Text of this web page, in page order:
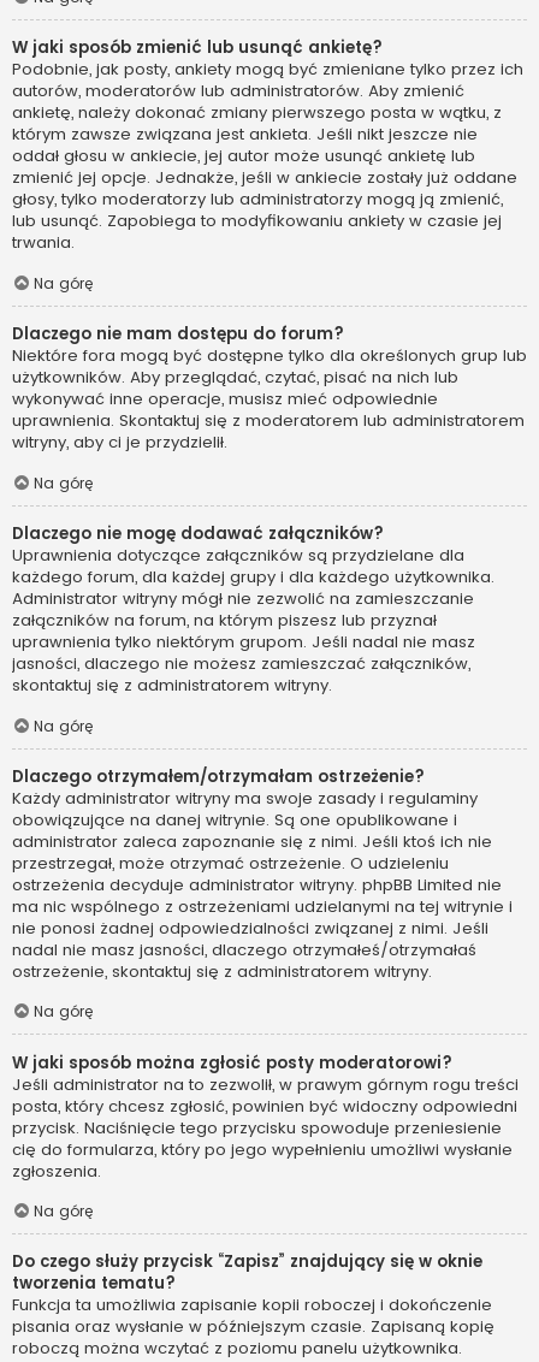
W jaki sposób zmienić lub usunąć ankietę?
Podobnie, jak posty, ankiety mogą być zmieniane tylko przez ich
autorów, moderatorów lub administratorów. Aby zmienić
ankietę, należy dokonać zmiany pierwszego posta w wątku, z
którym zawsze związana jest ankieta. Jeśli nikt jeszcze nie
oddał głosu w ankiecie, jej autor może usunąć ankietę lub
zmienić jej opcje. Jednakże, jeśli w ankiecie zostały już oddane
głosy, tylko moderatorzy lub administratorzy mogą ją zmienić,
lub usunąć. Zapobiega to modyfikowaniu ankiety w czasie jej
trwania.
Na górę
Dlaczego nie mam dostępu do forum?
Niektóre fora mogą być dostępne tylko dla określonych grup lub
użytkowników. Aby przeglądać, czytać, pisać na nich lub
wykonywać inne operacje, musisz mieć odpowiednie
uprawnienia. Skontaktuj się z moderatorem lub administratorem
witryny, aby ci je przydzielił.
Na górę
Dlaczego nie mogę dodawać załączników?
Uprawnienia dotyczące załączników są przydzielane dla
każdego forum, dla każdej grupy i dla każdego użytkownika.
Administrator witryny mógł nie zezwolić na zamieszczanie
załączników na forum, na którym piszesz lub przyznał
uprawnienia tylko niektórym grupom. Jeśli nadal nie masz
jasności, dlaczego nie możesz zamieszczać załączników,
skontaktuj się z administratorem witryny.
Na górę
Dlaczego otrzymałem/otrzymałam ostrzeżenie?
Każdy administrator witryny ma swoje zasady i regulaminy
obowiązujące na danej witrynie. Są one opublikowane i
administrator zaleca zapoznanie się z nimi. Jeśli ktoś ich nie
przestrzegał, może otrzymać ostrzeżenie. O udzieleniu
ostrzeżenia decyduje administrator witryny. phpBB Limited nie
ma nic wspólnego z ostrzeżeniami udzielanymi na tej witrynie i
nie ponosi żadnej odpowiedzialności związanej z nimi. Jeśli
nadal nie masz jasności, dlaczego otrzymałeś/otrzymałaś
ostrzeżenie, skontaktuj się z administratorem witryny.
Na górę
W jaki sposób można zgłosić posty moderatorowi?
Jeśli administrator na to zezwolił, w prawym górnym rogu treści
posta, który chcesz zgłosić, powinien być widoczny odpowiedni
przycisk. Naciśnięcie tego przycisku spowoduje przeniesienie
cię do formularza, który po jego wypełnieniu umożliwi wysłanie
zgłoszenia.
Na górę
Do czego służy przycisk “Zapisz” znajdujący się w oknie
tworzenia tematu?
Funkcja ta umożliwia zapisanie kopii roboczej i dokończenie
pisania oraz wysłanie w późniejszym czasie. Zapisaną kopię
roboczą można wczytać z poziomu panelu użytkownika.